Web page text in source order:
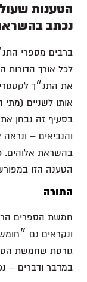
הטענות
נכתב
ברבים מספרי
לכל אורך
את התנ״ך
בסעיף זה נבחן
והנביאים –
בהשראת אלוהים.
הטענה הזו
התורה
חמשת הספרים
ונקראים גם
גורסת שחמשת
במדבר ודברים –